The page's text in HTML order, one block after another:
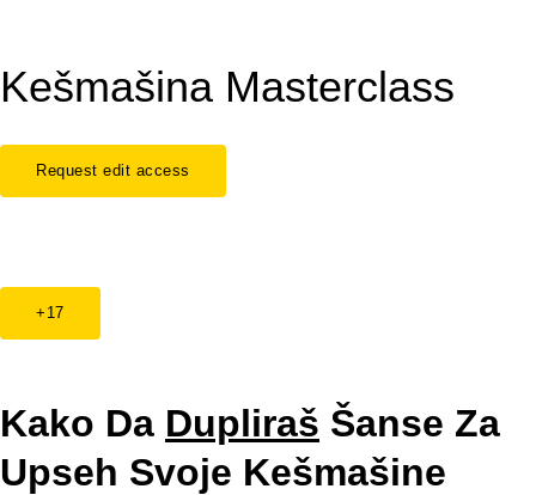
Kešmašina Masterclass
Request edit access
+17
Kako Da Dupliraš Šanse Za
Upseh Svoje Kešmašine